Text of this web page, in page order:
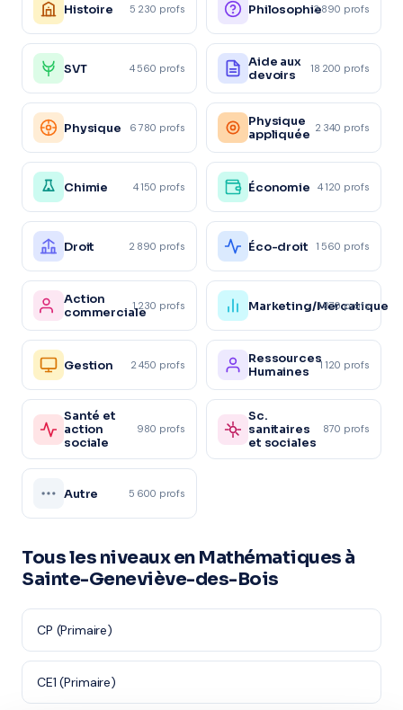
Histoire 5 230 profs Philosophie3 890 profs
SVT 4 560 profs
Aide aux
devoirs
18 200 profs
Physique 6 780 profs
Physique
appliquée 2 340 profs
Chimie 4 150 profs Économie 4 120 profs
Droit 2 890 profs Éco-droit 1 560 profs
Action
commerciale1 230 profs Marketing/Mercatique
1 870 profs
Gestion 2 450 profs
Ressources
Humaines
1 120 profs
Santé et
action
sociale
980 profs
Sc.
sanitaires
et sociales
870 profs
Autre 5 600 profs
Tous les niveaux en Mathématiques à
Sainte-Geneviève-des-Bois
CP (Primaire)
CE1 (Primaire)